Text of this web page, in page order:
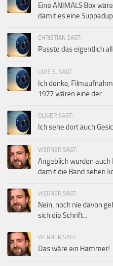
Eine ANIMALS Box
damit es eine
CHRISTIAN SAGT:
Passte das eigentlich
UWE S. SAGT:
Ich denke,
1977 wären eine der...
OLIVER SAGT:
Ich sehe dort auch
WERNER SAGT:
Angeblich wurden
damit die Band sehen
WERNER SAGT:
Nein, noch nie davon
sich die Schrift...
WERNER SAGT:
Das wäre ein Hammer!